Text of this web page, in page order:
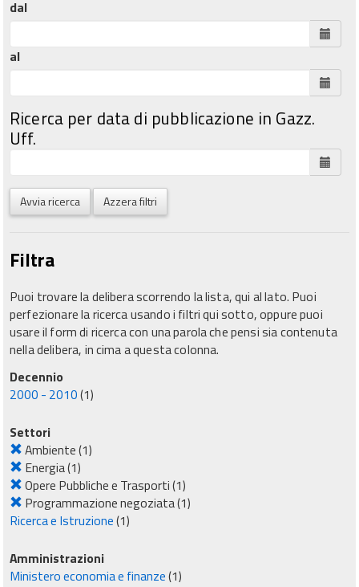
dal
al
Ricerca per data di pubblicazione in Gazz.
Uff.
Avvia ricerca Azzera filtri
Filtra
Puoi trovare la delibera scorrendo la lista, qui al lato. Puoi
perfezionare la ricerca usando i filtri qui sotto, oppure puoi
usare il form di ricerca con una parola che pensi sia contenuta
nella delibera, in cima a questa colonna.
Decennio
2000 - 2010(1)
Settori
Ambiente(1)
Energia(1)
Opere Pubbliche e Trasporti(1)
Programmazione negoziata(1)
Ricerca e Istruzione(1)
Amministrazioni
Ministero economia e finanze(1)